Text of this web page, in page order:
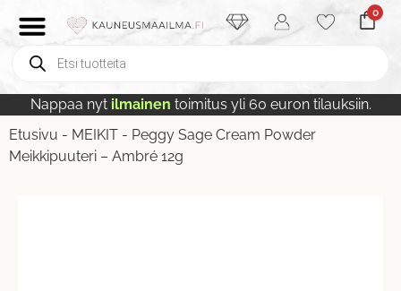
0
Nappaa nyt ilmainen toimitus yli 60 euron tilauksiin.
Etusivu - MEIKIT - Peggy Sage Cream Powder
Meikkipuuteri – Ambré 12g